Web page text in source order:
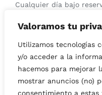
Valoramos tu
Utilizamos tecnologías
y/o acceder a la
hacemos para mejorar
mostrar anuncios (no)
consentimiento a
Cualquier día bajo
Horario del Wine bar